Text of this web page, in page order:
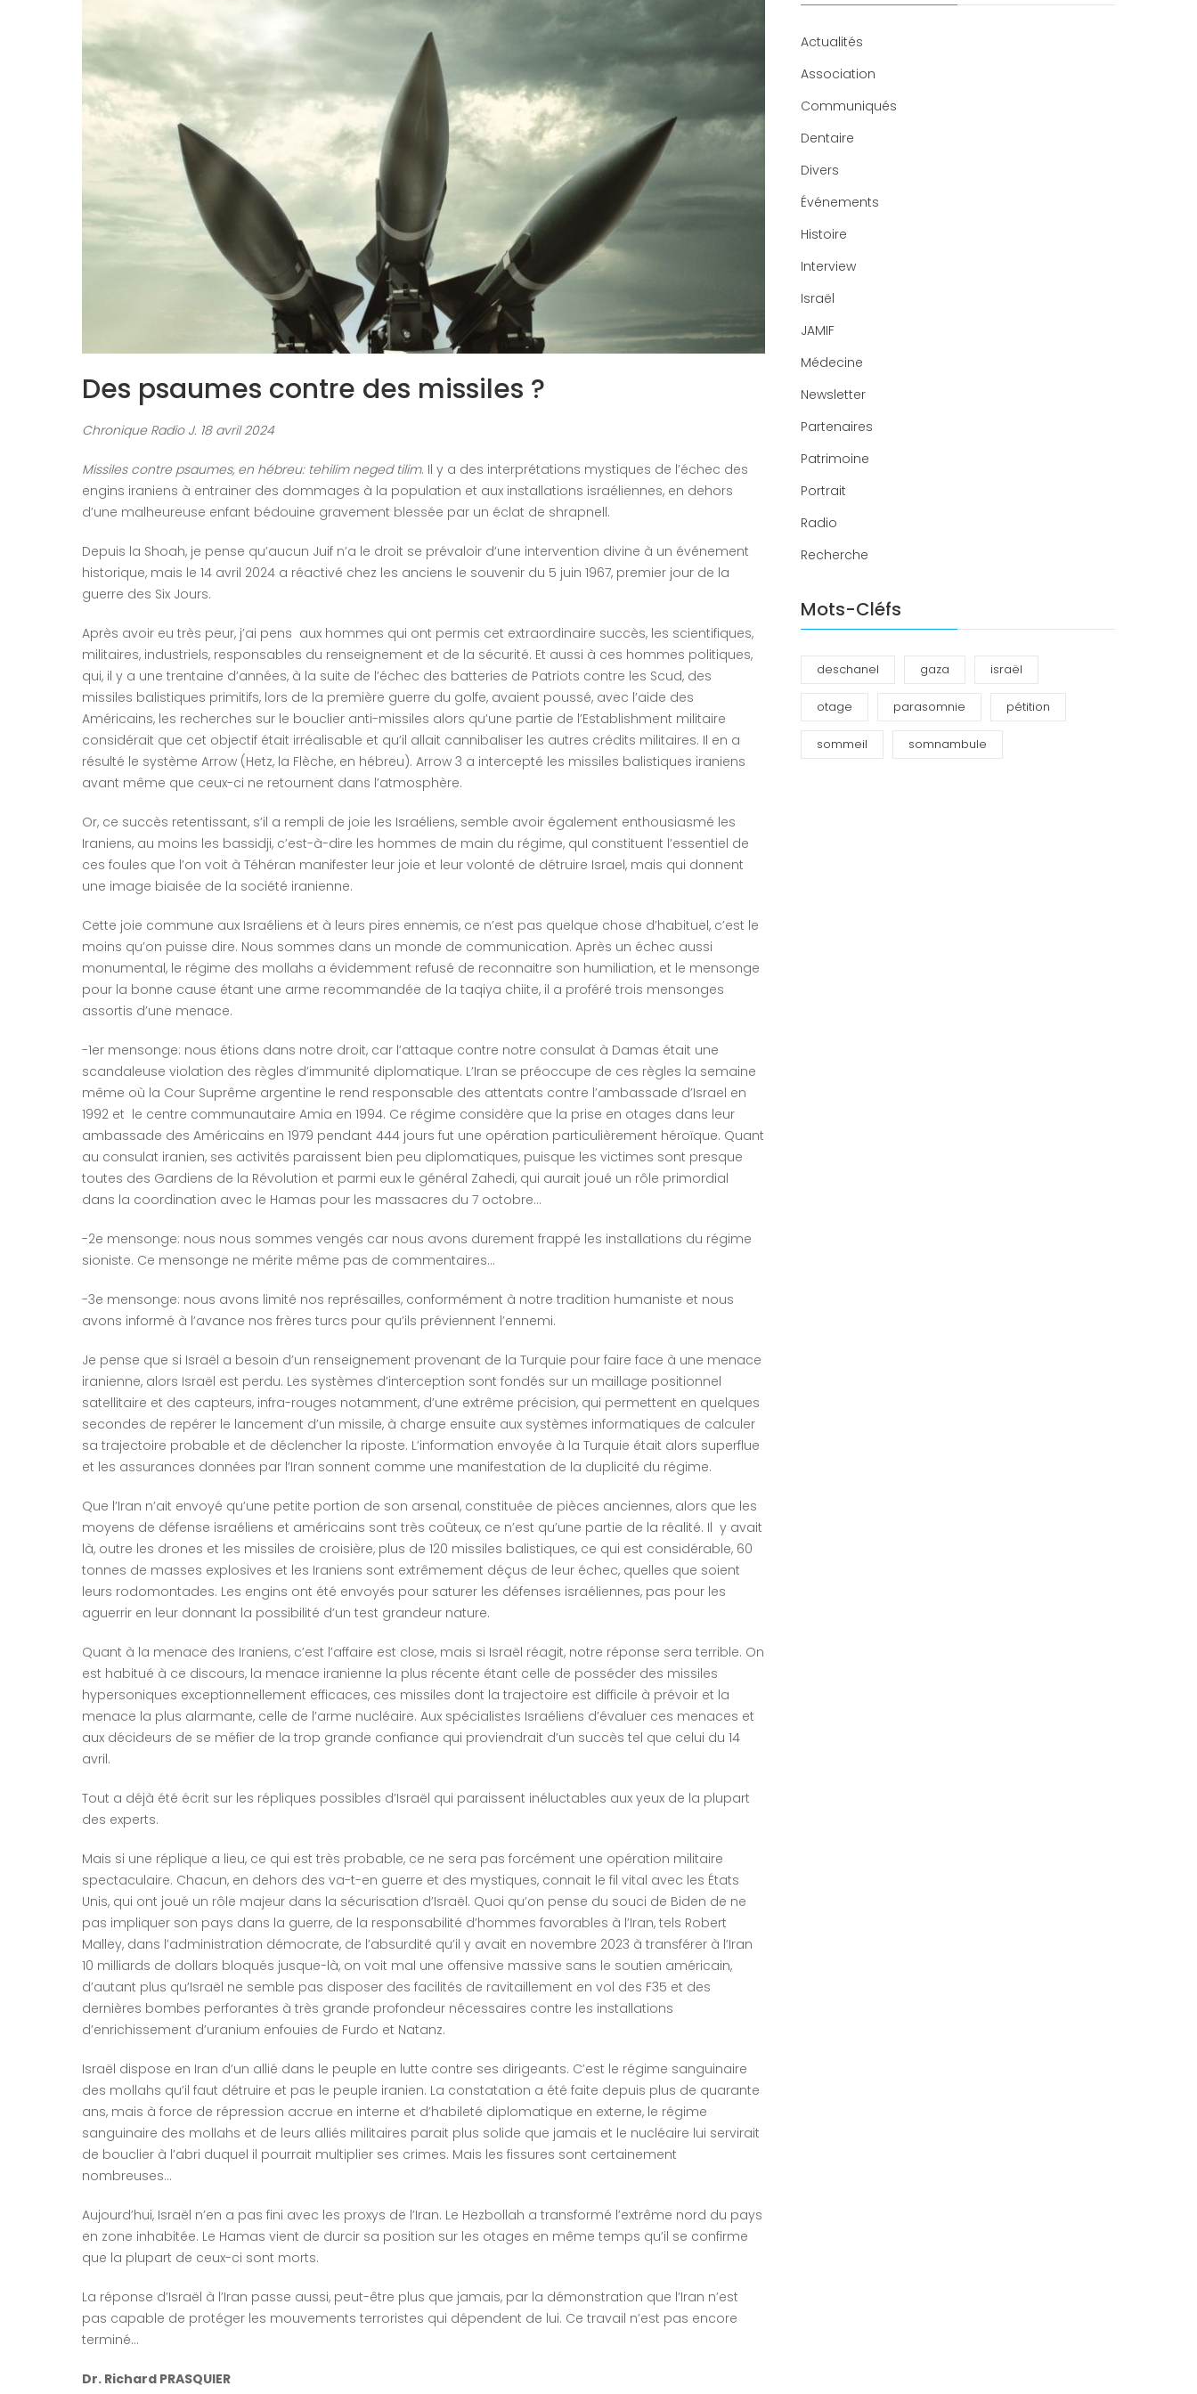
Des psaumes contre des missiles ?
Chronique Radio J. 18 avril 2024
Missiles contre psaumes, en hébreu: tehilim neged tilim. Il y a des interprétations mystiques de l’échec des
engins iraniens à entrainer des dommages à la population et aux installations israéliennes, en dehors
d’une malheureuse enfant bédouine gravement blessée par un éclat de shrapnell.
Depuis la Shoah, je pense qu’aucun Juif n’a le droit se prévaloir d’une intervention divine à un événement
historique, mais le 14 avril 2024 a réactivé chez les anciens le souvenir du 5 juin 1967, premier jour de la
guerre des Six Jours.
Après avoir eu très peur, j’ai pens aux hommes qui ont permis cet extraordinaire succès, les scientifiques,
militaires, industriels, responsables du renseignement et de la sécurité. Et aussi à ces hommes politiques,
qui, il y a une trentaine d’années, à la suite de l’échec des batteries de Patriots contre les Scud, des
missiles balistiques primitifs, lors de la première guerre du golfe, avaient poussé, avec l’aide des
Américains, les recherches sur le bouclier anti-missiles alors qu’une partie de l’Establishment militaire
considérait que cet objectif était irréalisable et qu’il allait cannibaliser les autres crédits militaires. Il en a
résulté le système Arrow (Hetz, la Flèche, en hébreu). Arrow 3 a intercepté les missiles balistiques iraniens
avant même que ceux-ci ne retournent dans l’atmosphère.
Or, ce succès retentissant, s’il a rempli de joie les Israéliens, semble avoir également enthousiasmé les
Iraniens, au moins les bassidji, c’est-à-dire les hommes de main du régime, quI constituent l’essentiel de
ces foules que l’on voit à Téhéran manifester leur joie et leur volonté de détruire Israel, mais qui donnent
une image biaisée de la société iranienne.
Cette joie commune aux Israéliens et à leurs pires ennemis, ce n’est pas quelque chose d’habituel, c’est le
moins qu’on puisse dire. Nous sommes dans un monde de communication. Après un échec aussi
monumental, le régime des mollahs a évidemment refusé de reconnaitre son humiliation, et le mensonge
pour la bonne cause étant une arme recommandée de la taqiya chiite, il a proféré trois mensonges
assortis d’une menace.
-1er mensonge: nous étions dans notre droit, car l’attaque contre notre consulat à Damas était une
scandaleuse violation des règles d’immunité diplomatique. L’Iran se préoccupe de ces règles la semaine
même où la Cour Suprême argentine le rend responsable des attentats contre l’ambassade d’Israel en
1992 et le centre communautaire Amia en 1994. Ce régime considère que la prise en otages dans leur
ambassade des Américains en 1979 pendant 444 jours fut une opération particulièrement héroïque. Quant
au consulat iranien, ses activités paraissent bien peu diplomatiques, puisque les victimes sont presque
toutes des Gardiens de la Révolution et parmi eux le général Zahedi, qui aurait joué un rôle primordial
dans la coordination avec le Hamas pour les massacres du 7 octobre…
-2e mensonge: nous nous sommes vengés car nous avons durement frappé les installations du régime
sioniste. Ce mensonge ne mérite même pas de commentaires…
-3e mensonge: nous avons limité nos représailles, conformément à notre tradition humaniste et nous
avons informé à l’avance nos frères turcs pour qu’ils préviennent l’ennemi.
Je pense que si Israël a besoin d’un renseignement provenant de la Turquie pour faire face à une menace
iranienne, alors Israël est perdu. Les systèmes d’interception sont fondés sur un maillage positionnel
satellitaire et des capteurs, infra-rouges notamment, d’une extrême précision, qui permettent en quelques
secondes de repérer le lancement d’un missile, à charge ensuite aux systèmes informatiques de calculer
sa trajectoire probable et de déclencher la riposte. L’information envoyée à la Turquie était alors superflue
et les assurances données par l’Iran sonnent comme une manifestation de la duplicité du régime.
Que l’Iran n’ait envoyé qu’une petite portion de son arsenal, constituée de pièces anciennes, alors que les
moyens de défense israéliens et américains sont très coûteux, ce n’est qu’une partie de la réalité. Il y avait
là, outre les drones et les missiles de croisière, plus de 120 missiles balistiques, ce qui est considérable, 60
tonnes de masses explosives et les Iraniens sont extrêmement déçus de leur échec, quelles que soient
leurs rodomontades. Les engins ont été envoyés pour saturer les défenses israéliennes, pas pour les
aguerrir en leur donnant la possibilité d’un test grandeur nature.
Quant à la menace des Iraniens, c’est l’affaire est close, mais si Israël réagit, notre réponse sera terrible. On
est habitué à ce discours, la menace iranienne la plus récente étant celle de posséder des missiles
hypersoniques exceptionnellement efficaces, ces missiles dont la trajectoire est difficile à prévoir et la
menace la plus alarmante, celle de l’arme nucléaire. Aux spécialistes Israéliens d’évaluer ces menaces et
aux décideurs de se méfier de la trop grande confiance qui proviendrait d’un succès tel que celui du 14
avril.
Tout a déjà été écrit sur les répliques possibles d’Israël qui paraissent inéluctables aux yeux de la plupart
des experts.
Mais si une réplique a lieu, ce qui est très probable, ce ne sera pas forcément une opération militaire
spectaculaire. Chacun, en dehors des va-t-en guerre et des mystiques, connait le fil vital avec les États
Unis, qui ont joué un rôle majeur dans la sécurisation d’Israël. Quoi qu’on pense du souci de Biden de ne
pas impliquer son pays dans la guerre, de la responsabilité d’hommes favorables à l’Iran, tels Robert
Malley, dans l’administration démocrate, de l’absurdité qu’il y avait en novembre 2023 à transférer à l’Iran
10 milliards de dollars bloqués jusque-là, on voit mal une offensive massive sans le soutien américain,
d’autant plus qu’Israël ne semble pas disposer des facilités de ravitaillement en vol des F35 et des
dernières bombes perforantes à très grande profondeur nécessaires contre les installations
d’enrichissement d’uranium enfouies de Furdo et Natanz.
Israël dispose en Iran d’un allié dans le peuple en lutte contre ses dirigeants. C’est le régime sanguinaire
des mollahs qu’il faut détruire et pas le peuple iranien. La constatation a été faite depuis plus de quarante
ans, mais à force de répression accrue en interne et d’habileté diplomatique en externe, le régime
sanguinaire des mollahs et de leurs alliés militaires parait plus solide que jamais et le nucléaire lui servirait
de bouclier à l’abri duquel il pourrait multiplier ses crimes. Mais les fissures sont certainement
nombreuses…
Aujourd’hui, Israël n’en a pas fini avec les proxys de l’Iran. Le Hezbollah a transformé l’extrême nord du pays
en zone inhabitée. Le Hamas vient de durcir sa position sur les otages en même temps qu’il se confirme
que la plupart de ceux-ci sont morts.
La réponse d’Israël à l’Iran passe aussi, peut-être plus que jamais, par la démonstration que l’Iran n’est
pas capable de protéger les mouvements terroristes qui dépendent de lui. Ce travail n’est pas encore
terminé…
Dr. Richard PRASQUIER
Actualités
Association
Communiqués
Dentaire
Divers
Événements
Histoire
Interview
Israël
JAMIF
Médecine
Newsletter
Partenaires
Patrimoine
Portrait
Radio
Recherche
Mots-Cléfs
deschanel gaza israël
otage parasomnie pétition
sommeil somnambule